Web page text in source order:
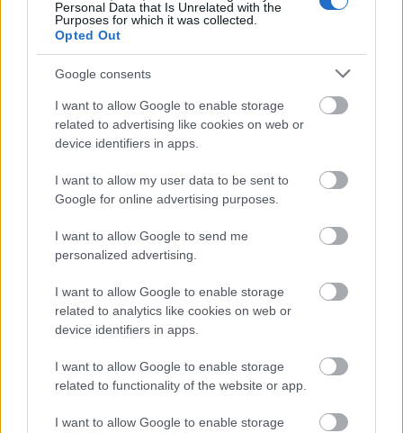
Personal Data that Is Unrelated with the
Purposes for which it was collected.
Opted Out
Google consents
I want to allow Google to enable storage
related to advertising like cookies on web or
device identifiers in apps.
I want to allow my user data to be sent to
Google for online advertising purposes.
I want to allow Google to send me
personalized advertising.
I want to allow Google to enable storage
related to analytics like cookies on web or
device identifiers in apps.
I want to allow Google to enable storage
related to functionality of the website or app.
I want to allow Google to enable storage
Σχετικά προϊόντα
ΤΙ ΑΛΛΑΞΕ;
Υλικά: – Περιγραφή: Ένας πρόσκοπος βγαίνει από την εστία, αφού
πρώτα παρατηρήσει καλά για 1 λεπτό την υπόλοιπη Ενωμοτία.
Τότε δύο πρόσκοποι
ΤΟ ΔΑΧΤΥΛΙΔΙ (HULA HOOP PASS)
Βαθμολογήθηκε με0από 5
Υλικά: 1 κρίκος και ένα σχοινί μήκους 2 m Περιγραφή: Οι
δημιουργώντας μία